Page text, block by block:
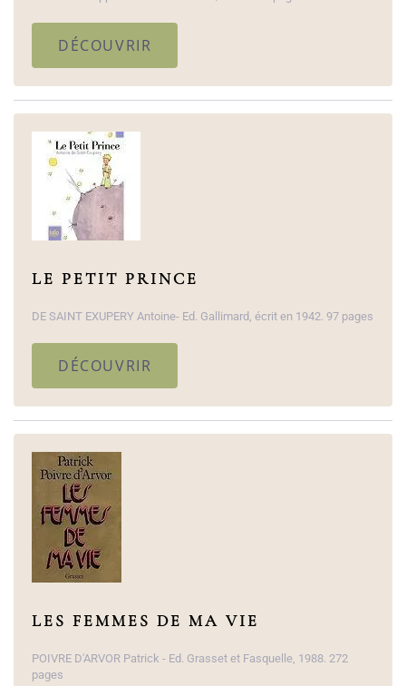
DÉCOUVRIR
LE PETIT PRINCE
DE SAINT EXUPERY Antoine- Ed. Gallimard, écrit en 1942. 97 pages
DÉCOUVRIR
LES FEMMES DE MA VIE
POIVRE D'ARVOR Patrick - Ed. Grasset et Fasquelle, 1988. 272
pages